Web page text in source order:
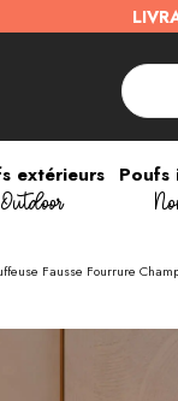
extérieurs
Outdoor Poufs
Fausse Fourrure